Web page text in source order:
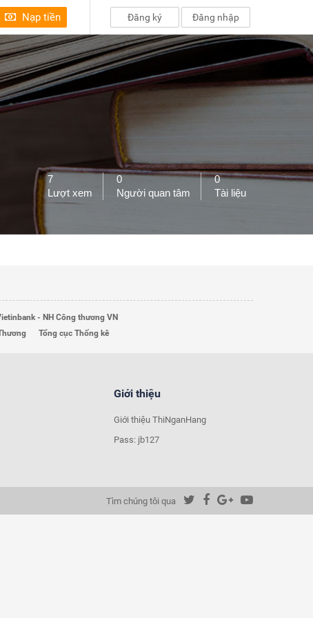
Nạp tiền Đăng ký Đăng nhập
7
Lượt xem
0
Người quan tâm
0
Tài liệu
- NH Công thương VN
Tổng cục Thống kê
Giới thiệu
Giới thiệu ThiNganHang
Pass: jb127
Tìm chúng tôi qua